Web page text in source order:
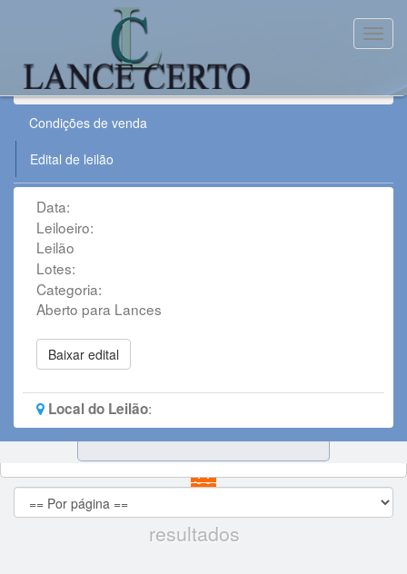
Leilão:
Condições de venda
Edital de leilão
Data:
Leiloeiro:
Leilão
Lotes:
Categoria:
Aberto para Lances
Baixar edital
Local do Leilão:
resultados